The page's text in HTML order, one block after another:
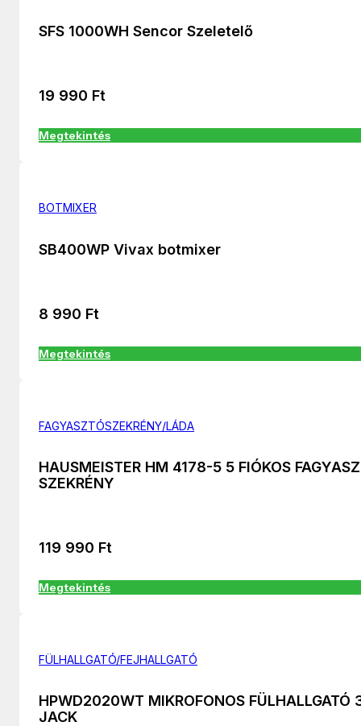
SFS 1000WH Sencor Szeletelő
19 990 Ft
Megtekintés
BOTMIXER
SB400WP Vivax botmixer
8 990 Ft
Megtekintés
FAGYASZTÓSZEKRÉNY/LÁDA
HAUSMEISTER HM 4178-5 5 FIÓKOS
SZEKRÉNY
119 990 Ft
Megtekintés
FÜLHALLGATÓ/FEJHALLGATÓ
HPWD2020WT MIKROFONOS FÜLHALLGATÓ
JACK